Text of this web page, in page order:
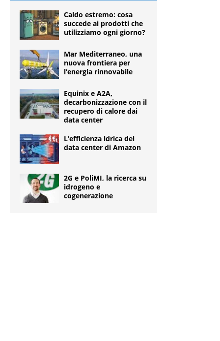
Caldo estremo: cosa
succede ai prodotti che
utilizziamo ogni giorno?
Mar Mediterraneo, una
nuova frontiera per
l’energia rinnovabile
Equinix e A2A,
decarbonizzazione con il
recupero di calore dai
data center
L’efficienza idrica dei
data center di Amazon
2G e PoliMI, la ricerca su
idrogeno e
cogenerazione